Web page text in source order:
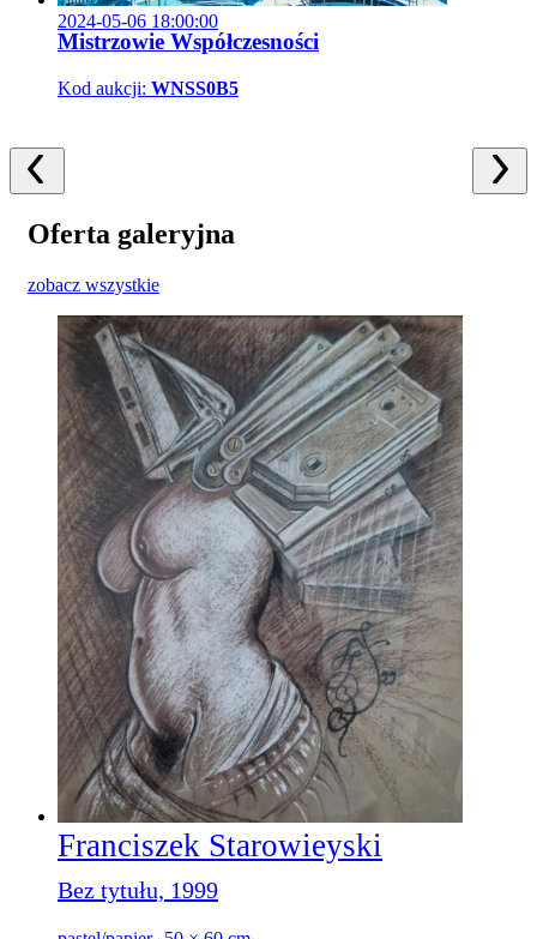
2024-05-06 18:00:00
Mistrzowie Współczesności
Kod aukcji: WNSS0B5
Oferta galeryjna
zobacz wszystkie
Franciszek Starowieyski
Bez tytułu, 1999